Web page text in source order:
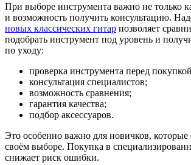
При выборе инструмента важно не только
и возможность получить консультацию.
новых классических гитар позволяет
подобрать инструмент под уровень и
по уходу:
проверка инструмента перед
консультация специалистов;
возможность сравнения;
гарантия качества;
подбор аксессуаров.
Это особенно важно для новичков,
своём выборе. Покупка в
снижает риск ошибки.